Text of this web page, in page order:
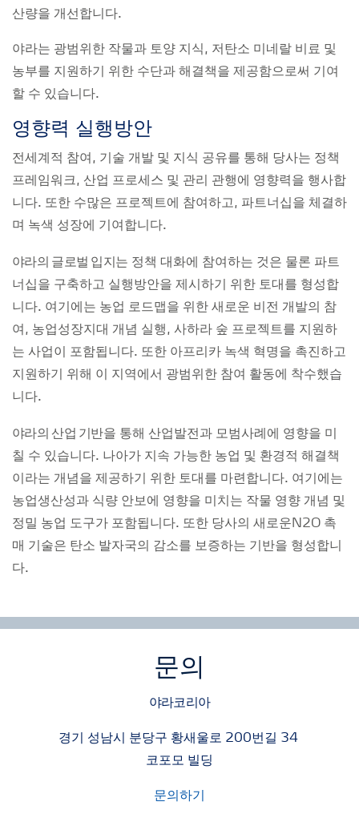
산량을 개선합니다.
야라는 광범위한 작물과 토양 지식, 저탄소 미네랄 비료 및
농부를 지원하기 위한 수단과 해결책을 제공함으로써 기여
할 수 있습니다.
영향력 실행방안
전세계적 참여, 기술 개발 및 지식 공유를 통해 당사는 정책
프레임워크, 산업 프로세스 및 관리 관행에 영향력을 행사합
니다. 또한 수많은 프로젝트에 참여하고, 파트너십을 체결하
며 녹색 성장에 기여합니다.
야라의 글로벌 입지는 정책 대화에 참여하는 것은 물론 파트
너십을 구축하고 실행방안을 제시하기 위한 토대를 형성합
니다. 여기에는 농업 로드맵을 위한 새로운 비전 개발의 참
여, 농업성장지대 개념 실행, 사하라 숲 프로젝트를 지원하
는 사업이 포함됩니다. 또한 아프리카 녹색 혁명을 촉진하고
지원하기 위해 이 지역에서 광범위한 참여 활동에 착수했습
니다.
야라의 산업 기반을 통해 산업발전과 모범사례에 영향을 미
칠 수 있습니다. 나아가 지속 가능한 농업 및 환경적 해결책
이라는 개념을 제공하기 위한 토대를 마련합니다. 여기에는
농업생산성과 식량 안보에 영향을 미치는 작물 영향 개념 및
정밀 농업 도구가 포함됩니다. 또한 당사의 새로운N2O 촉
매 기술은 탄소 발자국의 감소를 보증하는 기반을 형성합니
다.
문의
야라코리아
경기 성남시 분당구 황새울로 200번길 34
코포모 빌딩
문의하기